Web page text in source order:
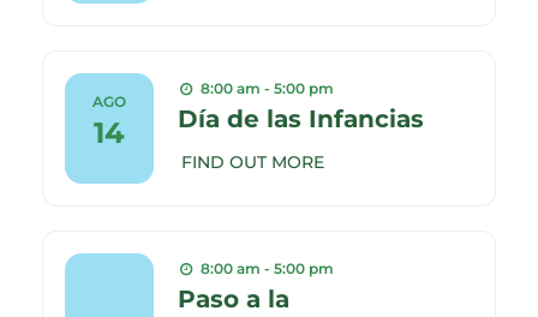
AGO
14
8:00 am - 5:00 pm
Día de las Infancias
FIND OUT MORE
8:00 am - 5:00 pm
Paso a la